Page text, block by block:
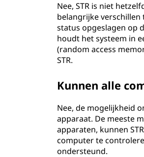
Nee, STR is niet
belangrijke
status opgeslagen op
houdt het systeem in
(random access
STR.
Kunnen alle
Nee, de mogelijkheid
apparaat. De meeste
apparaten, kunnen
computer te
ondersteund.